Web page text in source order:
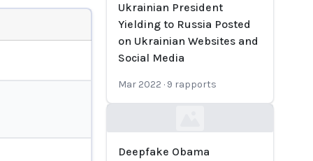
Ukrainian President
Yielding to Russia Posted
on Ukrainian Websites and
Social Media
Mar 2022 · 9 rapports
Deepfake Obama